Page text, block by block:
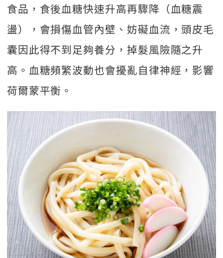
食品，食後血糖快速升高再驟降（血糖震
盪），會損傷血管內壁、妨礙血流，頭皮毛
囊因此得不到足夠養分，掉髮風險隨之升
高。血糖頻繁波動也會擾亂自律神經，影響
荷爾蒙平衡。